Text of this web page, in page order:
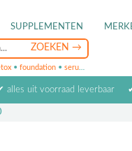
SUPPLEMENTEN
• foundation • serum
alles uit voorraad leverbaar